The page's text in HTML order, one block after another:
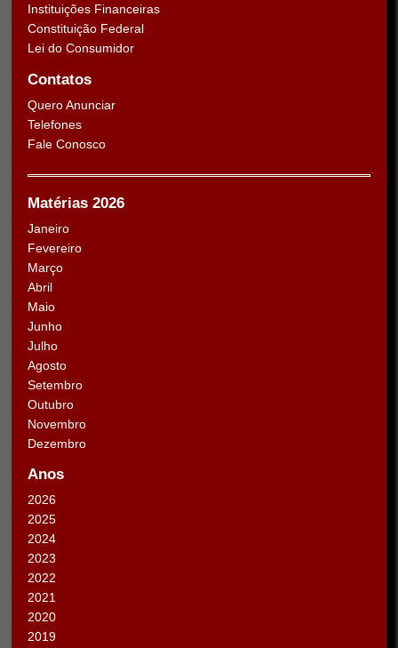
Instituições Financeiras
Constituição Federal
Lei do Consumidor
Contatos
Quero Anunciar
Telefones
Fale Conosco
Matérias 2026
Janeiro
Fevereiro
Março
Abril
Maio
Junho
Julho
Agosto
Setembro
Outubro
Novembro
Dezembro
Anos
2026
2025
2024
2023
2022
2021
2020
2019